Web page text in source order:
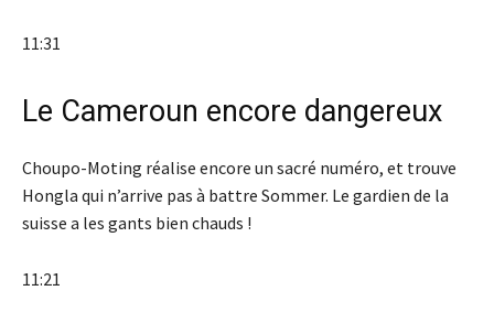
11:31
Le Cameroun encore dangereux
Choupo-Moting réalise encore un sacré numéro, et trouve
Hongla qui n’arrive pas à battre Sommer. Le gardien de la
suisse a les gants bien chauds !
11:21